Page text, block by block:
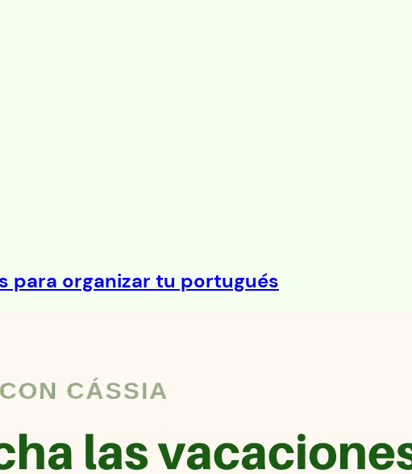
para organizar tu portugués